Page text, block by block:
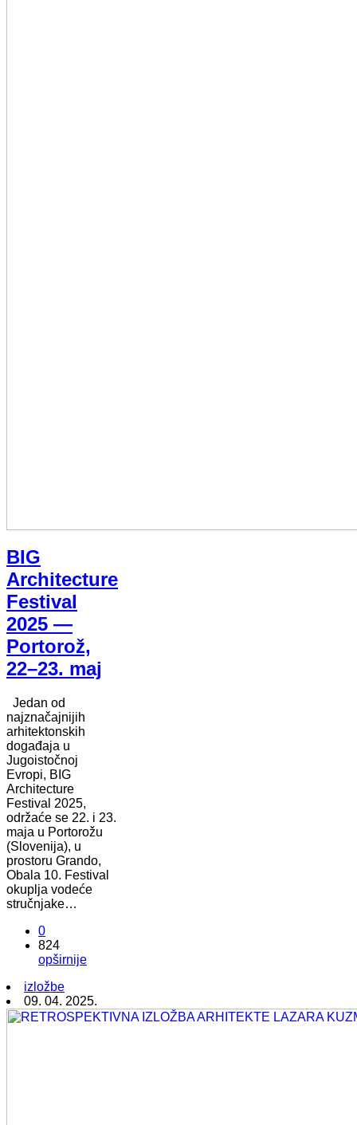
BIG
Architecture
Festival
2025 —
Portorož,
22–23. maj
Jedan od
najznačajnijih
arhitektonskih
događaja u
Jugoistočnoj
Evropi, BIG
Architecture
Festival 2025,
održaće se 22. i 23.
maja u Portorožu
(Slovenija), u
prostoru Grando,
Obala 10. Festival
okuplja vodeće
stručnjake…
0
824
opširnije
izložbe
09. 04. 2025.